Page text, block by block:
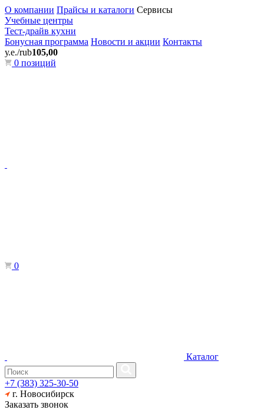
О компании Прайсы и каталоги Сервисы
Учебные центры
Тест-драйв кухни
Бонусная программа Новости и акции Контакты
у.е./rub105,00
0 позиций
0
Каталог
+7 (383) 325-30-50
г. Новосибирск
Заказать звонок